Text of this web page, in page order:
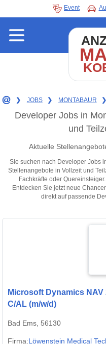
Event
❯ JOBS ❯ MONTABAUR ❯
Developer Jobs in
und
Aktuelle
Sie suchen nach Developer Jobs
Stellenangebote in Vollzeit und
Fachkräfte oder
Entdecken Sie jetzt neue
direkt auf passende
Microsoft Dynamics
C/AL (m/w/d)
Bad Ems, 56130
Firma:Löwenstein Medical